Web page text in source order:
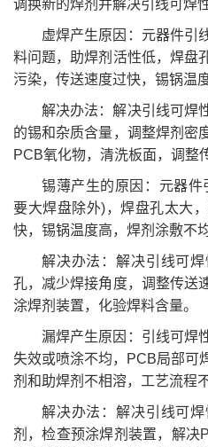
调换新的焊剂并解决引线可焊
虚焊产生原因：元器件引
料问题，助焊剂活性低，焊盘
污染，传送速度过快，锡锅温度
解决办法：解决引线可焊
的锡和杂质含量，调整焊剂密
PCB氧化物，清洗板面，调整
锡薄产生的原因：元器
要大焊盘除外)，焊盘孔太大
快，锡锅温度高，焊剂涂敷不
解决办法：解决引线可
孔，减少焊接角度，调整传送
涂焊剂装置，化验焊料含量。
漏焊产生原因：引线可焊
失效或喷涂不均，PCB局部可
剂和助焊剂不相溶，工艺流程
解决办法：解决引线可
剂，检查预涂焊剂装置，解决